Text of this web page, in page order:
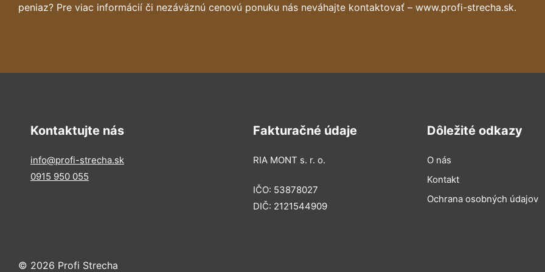
peniaz? Pre viac informácií či nezáväznú cenovú ponuku nás neváhajte kontaktovať – www.profi-strecha.sk.
Kontaktujte nás
info@profi-strecha.sk
0915 950 055
Fakturačné údaje
RIA MONT s. r. o.
IČO: 53878027
DIČ: 2121544909
Dôležité odkazy
O nás
Kontakt
Ochrana osobných údajov
© 2026 Profi Strecha